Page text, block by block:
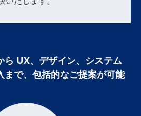
ら UX、デザイン、システム
で、 包括的なご提案が可能